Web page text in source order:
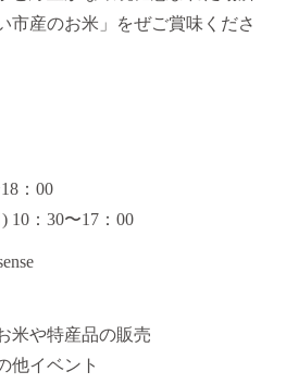
市産のお米」をぜご賞味くださ
：00
10：30〜17：00
米や特産品の販売
他イベント